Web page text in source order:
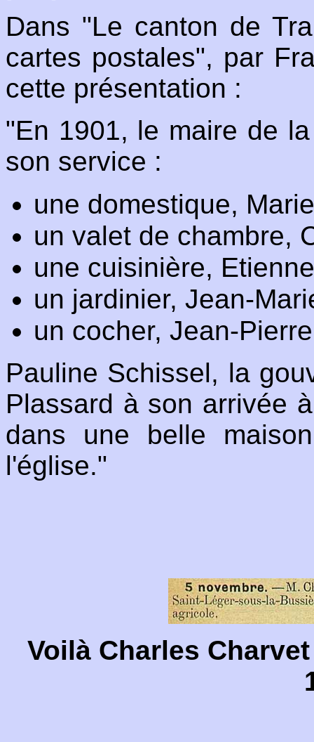
Dans "Le canton de
cartes postales", par
cette présentation :
"En 1901, le maire de
son service :
une domestique,
un valet de chambre,
une cuisinière,
un jardinier, Jean-
un cocher, Jean-
Pauline Schissel, la
Plassard à son arrivée
dans une belle
l'église."
Voilà Charles